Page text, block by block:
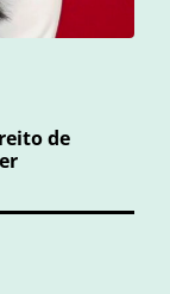
de